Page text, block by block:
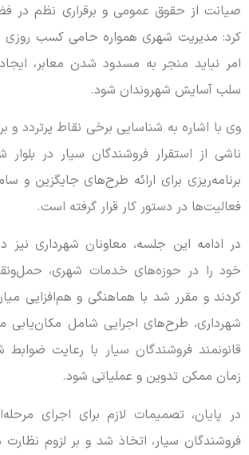
صیانت از حقوق عمومی و برقراری نظم در
کرد: مدیریت شهری همواره حامی کسب روزی
امر نباید منجر به مسدود شدن معابر،
سلب آسایش شهروندان شود.
وی با اشاره به شناسایی برخی نقاط پرتردد و
ناشی از استقرار فروشندگان سیار در
برنامه‌ریزی برای ارائه طرح‌های جایگزین و
فعالیت‌ها در دستور کار قرار گرفته است.
در ادامه این جلسه، معاونان شهرداری
خود را در حوزه‌های خدمات شهری،
کردند و مقرر شد با هماهنگی و هم‌افزایی
شهرداری، طرح‌های اجرایی شامل مکان‌یابی
قانونمند فروشندگان سیار با رعایت ضوابط
زمان ممکن تدوین و عملیاتی شود.
در پایان، تصمیمات لازم برای اجرای
فروشندگان سیار، اتخاذ شد و بر لزوم نظارت